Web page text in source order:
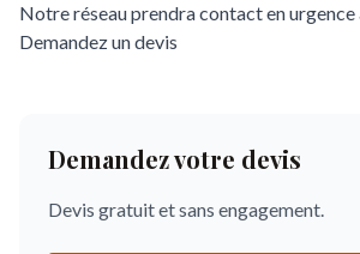
Notre réseau prendra contact en urgence
Demandez un devis
Demandez votre devis
Devis gratuit et sans engagement.